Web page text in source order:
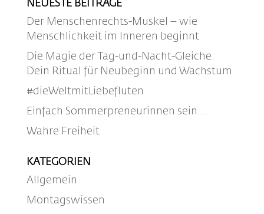
NEUESTE BEITRÄGE
Der Menschenrechts-Muskel – wie
Menschlichkeit im Inneren beginnt
Die Magie der Tag-und-Nacht-Gleiche:
Dein Ritual für Neubeginn und Wachstum
#dieWeltmitLiebefluten
Einfach Sommerpreneurinnen sein…
Wahre Freiheit
KATEGORIEN
Allgemein
Montagswissen